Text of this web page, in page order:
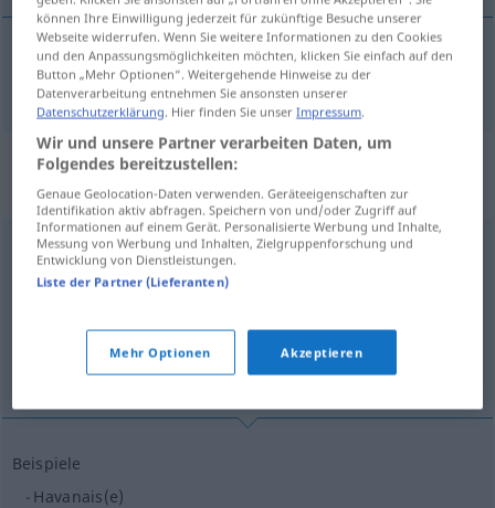
vonHavanna havanais
„havanais“: masculin avec
terminaison féminine entre
havanais [avanɛ]m(f) <-aise [-ɛz]>
Übersicht aller Übersetzungen
Einwohnerin
Beispiele
Havanais(e)
können Ihre Einwilligung jederzeit für zukünftige Besuche unserer
Webseite widerrufen. Wenn Sie weitere Informationen zu den Cookies
und den Anpassungsmöglichkeiten möchten, klicken Sie einfach auf den
Button „Mehr Optionen“. Weitergehende Hinweise zu der
Datenverarbeitung entnehmen Sie ansonsten unserer
Datenschutzerklärung. Hier finden Sie unserImpressum.
Wir und unsere Partner verarbeiten Daten, um
Folgendes bereitzustellen:
Genaue Geolocation-Daten verwenden. Geräteeigenschaften zur
Identifikation aktiv abfragen. Speichern von und/oder Zugriff auf
Informationen auf einem Gerät. Personalisierte Werbung und Inhalte,
Messung von Werbung und Inhalten, Zielgruppenforschung und
Entwicklung von Dienstleistungen.
Liste der Partner (Lieferanten)
Mehr Optionen Akzeptieren